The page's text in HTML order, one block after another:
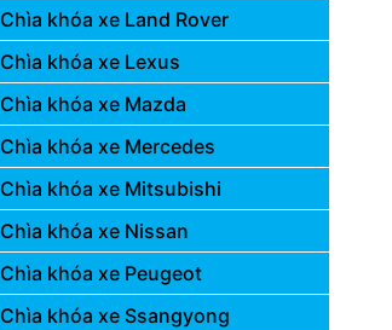
Chìa khóa xe Land Rover
Chìa khóa xe Lexus
Chìa khóa xe Mazda
Chìa khóa xe Mercedes
Chìa khóa xe Mitsubishi
Chìa khóa xe Nissan
Chìa khóa xe Peugeot
Chìa khóa xe Ssangyong